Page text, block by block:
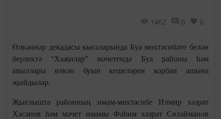
1462 0 0
Өлкәннәр декадасы кысаларында Буа мөхтәсибәте белән
берлектә “Хаҗилар” мәчетендә Буа районы һәм
авыллары өлкән буын кешеләрен корбан ашына
җыйдылар.
Җыелышта районның имам-мөхтәсибе Илмир хәзрәт
Хәсәнов һәм мәчет имамы Фәһим хәзрәт Сөләйманов